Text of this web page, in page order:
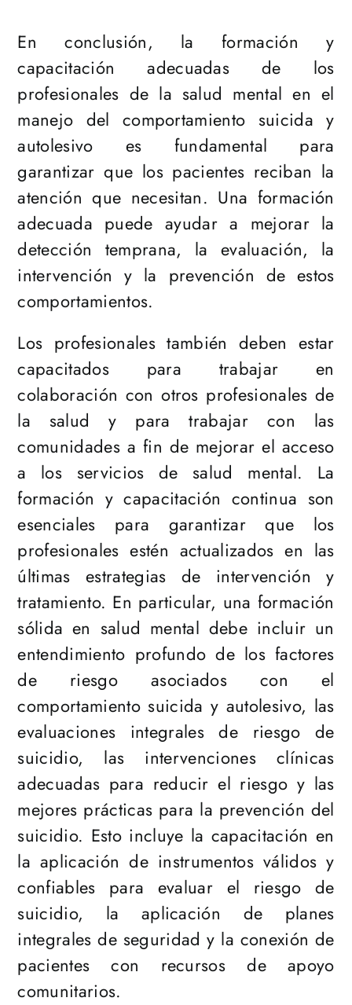
En conclusión, la formación y
capacitación adecuadas de los
profesionales de la salud mental en el
manejo del comportamiento suicida y
autolesivo es fundamental para
garantizar que los pacientes reciban la
atención que necesitan. Una formación
adecuada puede ayudar a mejorar la
detección temprana, la evaluación, la
intervención y la prevención de estos
comportamientos.
Los profesionales también deben estar
capacitados para trabajar en
colaboración con otros profesionales de
la salud y para trabajar con las
comunidades a fin de mejorar el acceso
a los servicios de salud mental. La
formación y capacitación continua son
esenciales para garantizar que los
profesionales estén actualizados en las
últimas estrategias de intervención y
tratamiento. En particular, una formación
sólida en salud mental debe incluir un
entendimiento profundo de los factores
de riesgo asociados con el
comportamiento suicida y autolesivo, las
evaluaciones integrales de riesgo de
suicidio, las intervenciones clínicas
adecuadas para reducir el riesgo y las
mejores prácticas para la prevención del
suicidio. Esto incluye la capacitación en
la aplicación de instrumentos válidos y
confiables para evaluar el riesgo de
suicidio, la aplicación de planes
integrales de seguridad y la conexión de
pacientes con recursos de apoyo
comunitarios.